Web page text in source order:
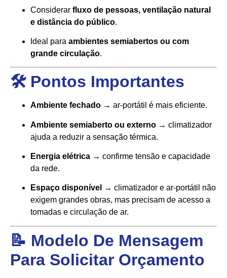
Considerar fluxo de pessoas, ventilação natural
e distância do público.
Ideal para ambientes semiabertos ou com
grande circulação.
🛠️ Pontos Importantes
Ambiente fechado → ar-portátil é mais eficiente.
Ambiente semiaberto ou externo → climatizador
ajuda a reduzir a sensação térmica.
Energia elétrica → confirme tensão e capacidade
da rede.
Espaço disponível
→ climatizador e ar-portátil não
exigem grandes obras, mas precisam de acesso a
tomadas e circulação de ar.
📝 Modelo De Mensagem
Para Solicitar Orçamento